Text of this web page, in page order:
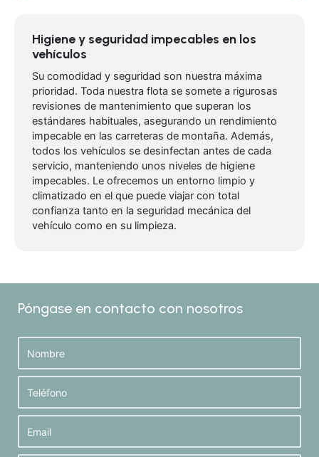
Higiene y seguridad impecables en los
vehículos
Su comodidad y seguridad son nuestra máxima
prioridad. Toda nuestra flota se somete a rigurosas
revisiones de mantenimiento que superan los
estándares habituales, asegurando un rendimiento
impecable en las carreteras de montaña. Además,
todos los vehículos se desinfectan antes de cada
servicio, manteniendo unos niveles de higiene
impecables. Le ofrecemos un entorno limpio y
climatizado en el que puede viajar con total
confianza tanto en la seguridad mecánica del
vehículo como en su limpieza.
Póngase en contacto con nosotros